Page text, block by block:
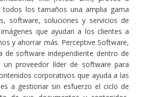
todos los tamaños una amplia gama
software, soluciones y servicios de
que ayudan a los clientes a
y ahorrar más. Perceptive Software,
de software independiente dentro de
un proveedor líder de software para
corporativos que ayuda a las
a gestionar sin esfuerzo el ciclo de